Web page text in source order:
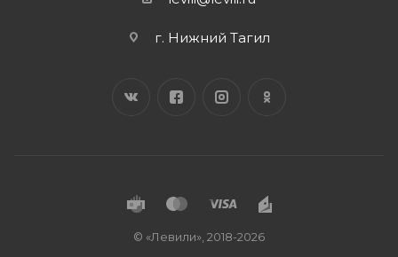
г. Нижний Тагил
© «Левили», 2018-2026